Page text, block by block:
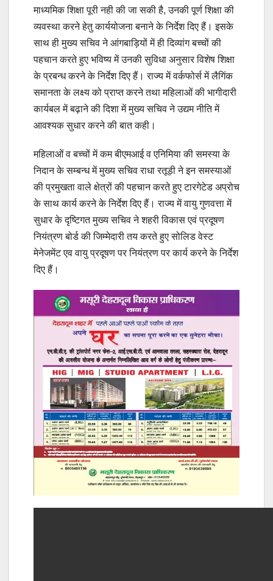
माध्यमिक शिक्षा पूरी नही की जा सकी है, उनकी पूर्ण शिक्षा की
व्यवस्था करने हेतु कार्ययोजना बनाने के निर्देश दिए हैं। इसके
साथ ही मुख्य सचिव ने आंगबाड़ियों में ही दिव्यांग बच्चों की
पहचान करते हुए भविष्य में उनकी सुविधा अनुसार विशेष शिक्षा
के प्रबन्ध करने के निर्देश दिए हैं। राज्य में वर्कफोर्स में लैगिंक
समानता के लक्ष्य को प्राप्त करने तथा महिलाओं की भागीदारी
कार्यबल में बढ़ाने की दिशा में मुख्य सचिव ने उद्यम नीति में
आवश्यक सुधार करने की बात कही।
महिलाओं व बच्चों में कम बीएमआई व एनिमिया की समस्या के
निदान के सम्बन्ध में मुख्य सचिव राधा रतूड़ी ने इन समस्याओं
की प्रमुखता वाले क्षेत्रों की पहचान करते हुए टारगेटेड अप्रोच
के साथ कार्य करने के निर्देश दिए हैं। राज्य में वायु गुणवत्ता में
सुधार के दृष्टिगत मुख्य सचिव ने शहरी विकास एवं प्रदूषण
नियंत्रण बोर्ड की जिम्मेदारी तय करते हुए सोलिड वेस्ट
मेनेजमेंट एव वायु प्रदूषण पर नियंत्रण पर कार्य करने के निर्देश
दिए हैं।